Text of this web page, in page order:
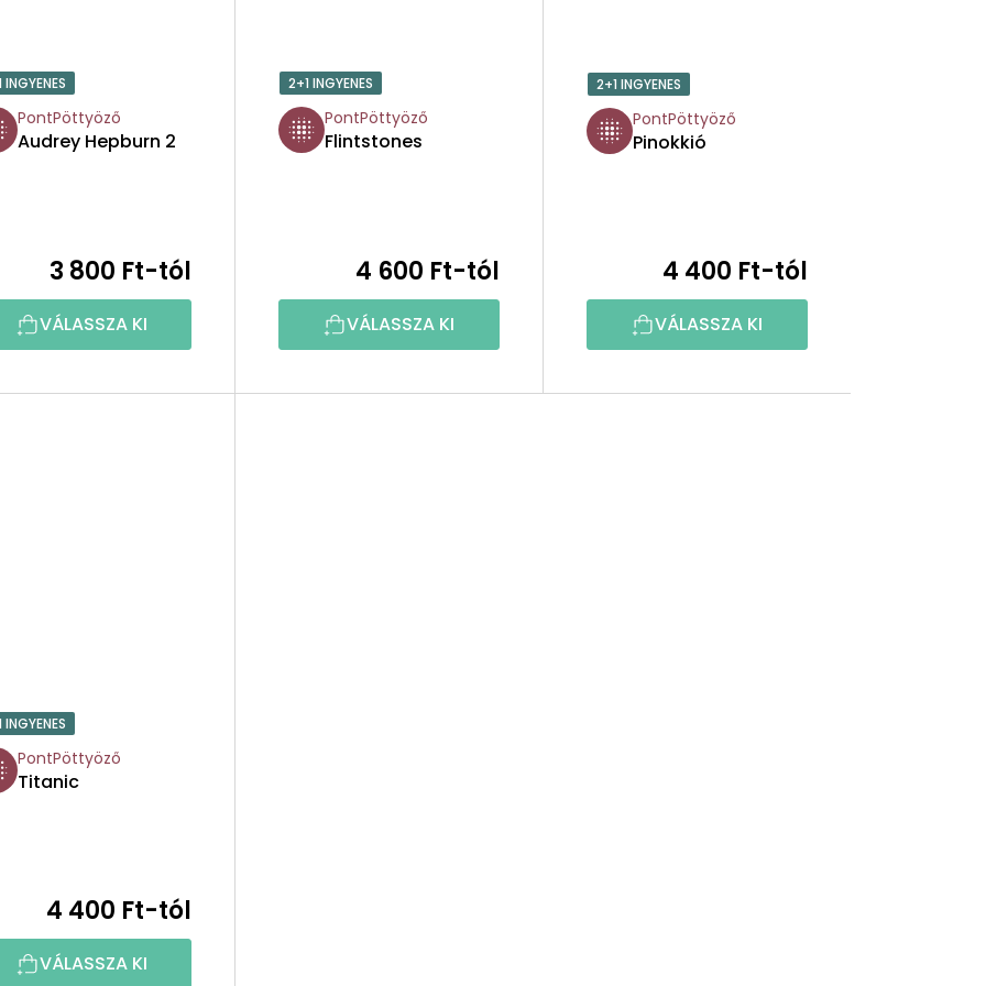
INGYENES
PontPöttyöző
Audrey Hepburn 2
3 800 Ft-tól
VÁLASSZA KI
2+1 INGYENES
PontPöttyöző
Flintstones
4 600 Ft-tól
VÁLASSZA KI
2+1 INGYENES
PontPöttyöző
Pinokkió
4 400 Ft-tól
VÁLASSZA KI
INGYENES
PontPöttyöző
Titanic
4 400 Ft-tól
VÁLASSZA KI